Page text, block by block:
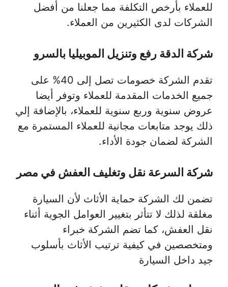
للعملاء بأرخص التكلفة مما جعلنا من أفضل
الشركات لدى الكثيرين من العملاء.
شركة الدقة رفع وتنزيل الموبيليا بالسرو
تقدم الشركة خصومات تصل إلى 40% على
جميع الخدمات المقدمة للعملاء وتوفر أيضا
عروض سنوية وربع سنوية للعملاء، بالإضافة إلي
ذلك يوجد متابعات مجانية للعملاء المستمرة مع
الشركة لضمان جودة الأداء.
شركة السرعة نقل وتغليف العفش في مصر
تضمن لك الشركة حماية الأثاث لأن السيارة
مغلقة لذلك لا تتأثر بتغيير العوامل الجوية أثناء
نقل العفش، كما تضم الشركة خبراء
ومتخصصين في كيفية ترتيب الأثاث بأسلوب
جيد داخل السيارة